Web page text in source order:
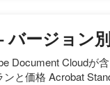
バージョン
Document Cloudが
と価格 Acrobat